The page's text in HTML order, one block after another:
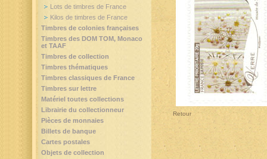
Retour
Lots de timbres de France
Kilos de timbres de France
Timbres de colonies françaises
Timbres des DOM TOM, Monaco
et TAAF
Timbres de collection
Timbres thématiques
Timbres classiques de France
Timbres sur lettre
Matériel toutes collections
Librairie du collectionneur
Pièces de monnaies
Billets de banque
Cartes postales
Objets de collection